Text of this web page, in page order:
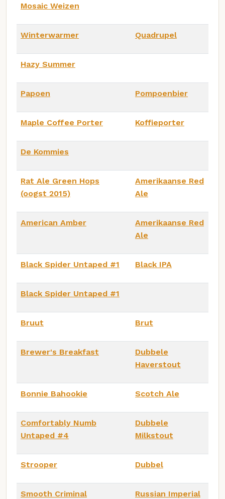
Mosaic Weizen
Winterwarmer Quadrupel
Hazy Summer
Papoen Pompoenbier
Maple Coffee Porter Koffieporter
De Kommies
Rat Ale Green Hops
(oogst 2015)
Amerikaanse Red
Ale
American Amber
Amerikaanse Red
Ale
Black Spider Untaped #1 Black IPA
Black Spider Untaped #1
Bruut Brut
Brewer's Breakfast
Dubbele
Haverstout
Bonnie Bahookie Scotch Ale
Comfortably Numb
Untaped #4
Dubbele
Milkstout
Strooper Dubbel
Smooth Criminal
Russian Imperial